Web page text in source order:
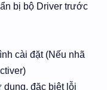
bị bộ Driver trước
cài đặt (Nếu nhã
dụng, đặc biệt lỗi